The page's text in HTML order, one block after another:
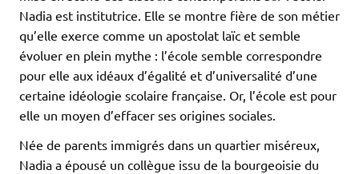
Nadia est institutrice. Elle se montre fière de son métier
qu’elle exerce comme un apostolat laïc et semble
évoluer en plein mythe : l’école semble correspondre
pour elle aux idéaux d’égalité et d’universalité d’une
certaine idéologie scolaire française. Or, l’école est pour
elle un moyen d’effacer ses origines sociales.
Née de parents immigrés dans un quartier miséreux,
Nadia a épousé un collègue issu de la bourgeoisie du